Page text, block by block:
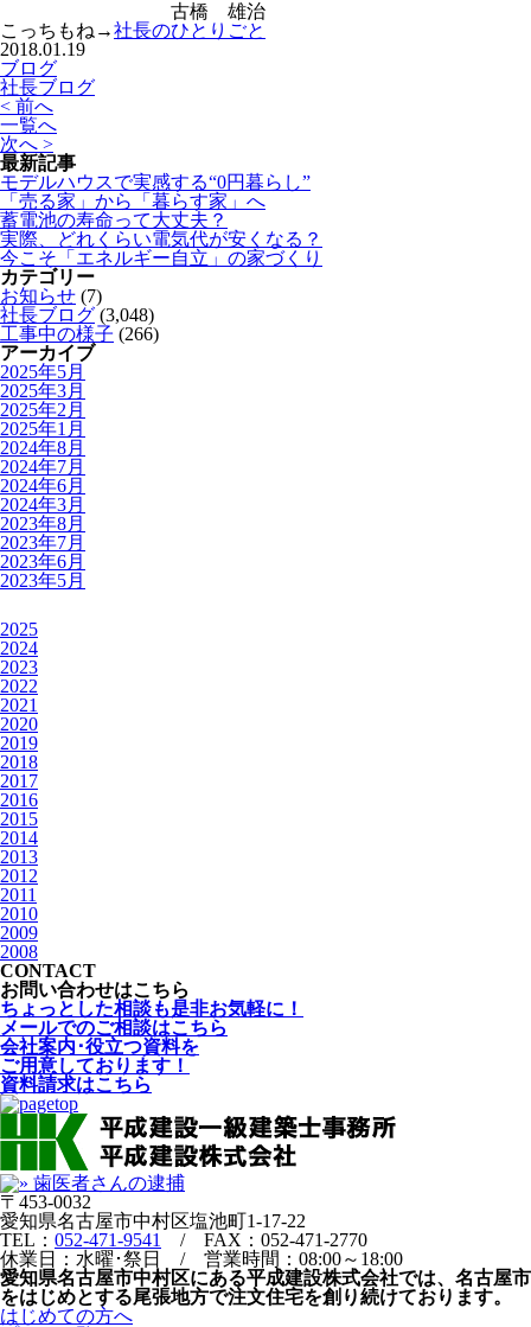
古橋 雄治
こっちもね→社長のひとりごと
2018.01.19
ブログ
社長ブログ
< 前へ
一覧へ
次へ >
最新記事
モデルハウスで実感する“0円暮らし”
「売る家」から「暮らす家」へ
蓄電池の寿命って大丈夫？
実際、どれくらい電気代が安くなる？
今こそ「エネルギー自立」の家づくり
カテゴリー
お知らせ (7)
社長ブログ (3,048)
工事中の様子 (266)
アーカイブ
2025年5月
2025年3月
2025年2月
2025年1月
2024年8月
2024年7月
2024年6月
2024年3月
2023年8月
2023年7月
2023年6月
2023年5月
2025
2024
2023
2022
2021
2020
2019
2018
2017
2016
2015
2014
2013
2012
2011
2010
2009
2008
CONTACT
お問い合わせはこちら
ちょっとした相談も是非お気軽に！
メールでのご相談はこちら
会社案内･役立つ資料を
ご用意しております！
資料請求はこちら
〒453-0032
愛知県名古屋市中村区塩池町1-17-22
TEL： 052-471-9541
/ FAX：052-471-2770
休業日：水曜･祭日 / 営業時間：08:00～18:00
愛知県名古屋市中村区にある平成建設株式会社では、名古屋市
をはじめとする尾張地方で注文住宅を創り続けております。
はじめての方へ